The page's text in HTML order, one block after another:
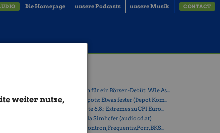
weiter nutze,
Die Homepage unsere Podcasts unsere Musik CONTACT
» Zehn Vokabeln für ein Börsen-Debüt: Wie As...
» Österreich-Depots: Etwas fester (Depot Kom...
» Börsegeschichte 6.8.: Extremes zu CPI Euro...
» Nachlese: Linda Simhofer (audio cd.at)
» PIR-News zu Kontron, Frequentis, Porr, BKS...